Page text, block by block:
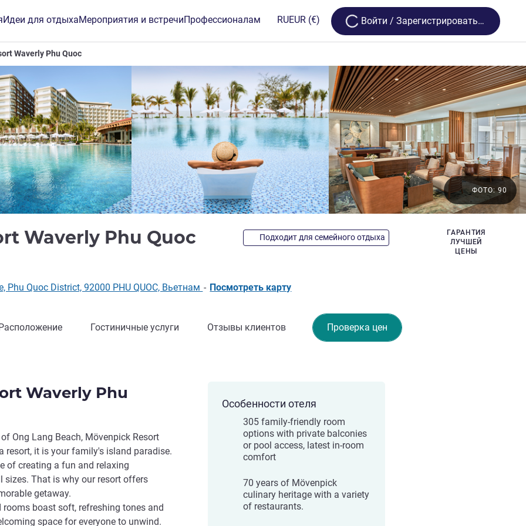
Идеи для отдыхаМероприятия и встречиПрофессионалам RUEUR (€) Loading...
Bойти / Зарегистрироваться
Waverly Phu Quoc
Waverly Phu Quoc 5 звездыПодходит для семейного отдыха
ALL)
ГАРАНТИЯ
ЛУЧШЕЙ
ЦЕНЫ
ФОТО: 90
Phu Quoc District, 92000 PHU QUOC, Вьетнам - Посмотреть карту
Проверка цен
Гостиничные услуги Отзывы клиентов
Waverly Phu
Ong Lang Beach, Mövenpick Resort
resort, it is your family's island paradise.
of creating a fun and relaxing
That is why our resort offers
getaway.
boast soft, refreshing tones and
space for everyone to unwind.
Особенности отеля
305 family-friendly room
options with private balconies
or pool access, latest in-room
comfort
70 years of Mövenpick
culinary heritage with a variety
of restaurants.